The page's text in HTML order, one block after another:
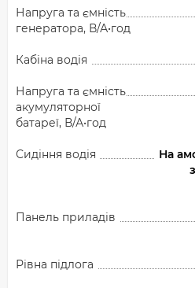
Напруга та ємність
генератора, В/А•год
Кабіна водія
Напруга та ємність
акумуляторної
батареї, В/А•год
Сидіння водія
На
Панель приладів
Рівна підлога